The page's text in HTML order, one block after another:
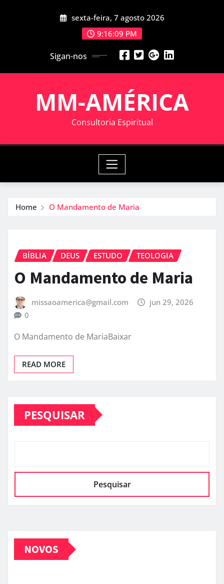
sexta-feira, 7 agosto 2026
9:16:09 PM
Sigan-nos
MM-AMÉRICA
Consultoria Espiritual
Home O Mandamento de Maria
BÍBLIA DEUS ESTUDO TEOLOGIA
O Mandamento de Maria
missaoamerica@gmail.com
jun 29, 2026
0
O Mandamento de MariaBaixar
READ MORE
PESQUISAR
Pesquisar
NOVOS